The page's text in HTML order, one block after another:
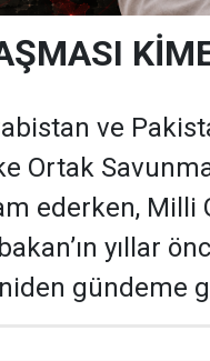
ve
Ortak
ederken, Milli
yıllar
gündeme